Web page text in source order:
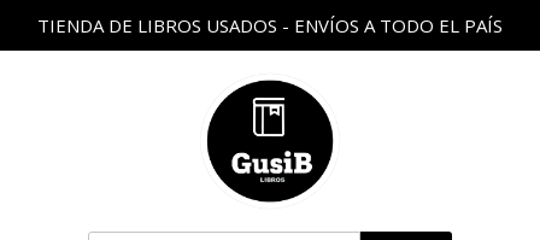
TIENDA DE LIBROS USADOS - ENVÍOS A TODO EL PAÍS